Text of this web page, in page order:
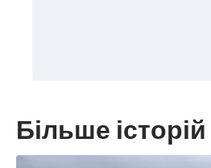
Більше